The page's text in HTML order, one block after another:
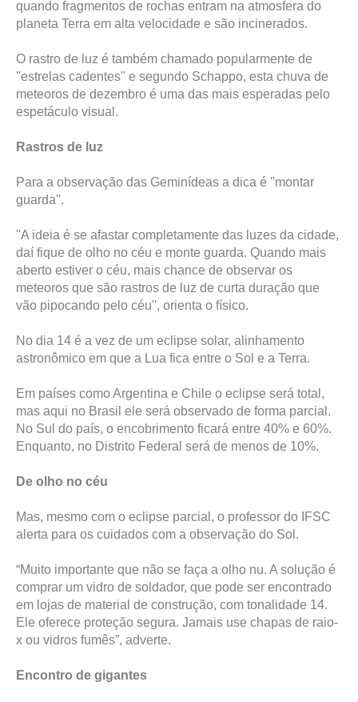
quando fragmentos de rochas entram na atmosfera do
planeta Terra em alta velocidade e são incinerados.
O rastro de luz é também chamado popularmente de
''estrelas cadentes'' e segundo Schappo, esta chuva de
meteoros de dezembro é uma das mais esperadas pelo
espetáculo visual.
Rastros de luz
Para a observação das Geminídeas a dica é ''montar
guarda''.
''A ideia é se afastar completamente das luzes da cidade,
daí fique de olho no céu e monte guarda. Quando mais
aberto estiver o céu, mais chance de observar os
meteoros que são rastros de luz de curta duração que
vão pipocando pelo céu'', orienta o físico.
No dia 14 é a vez de um eclipse solar, alinhamento
astronômico em que a Lua fica entre o Sol e a Terra.
Em países como Argentina e Chile o eclipse será total,
mas aqui no Brasil ele será observado de forma parcial.
No Sul do país, o encobrimento ficará entre 40% e 60%.
Enquanto, no Distrito Federal será de menos de 10%.
De olho no céu
Mas, mesmo com o eclipse parcial, o professor do IFSC
alerta para os cuidados com a observação do Sol.
“Muito importante que não se faça a olho nu. A solução é
comprar um vidro de soldador, que pode ser encontrado
em lojas de material de construção, com tonalidade 14.
Ele oferece proteção segura. Jamais use chapas de raio-
x ou vidros fumês”, adverte.
Encontro de gigantes